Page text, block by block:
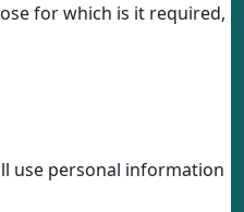
for which is it required,
use personal information